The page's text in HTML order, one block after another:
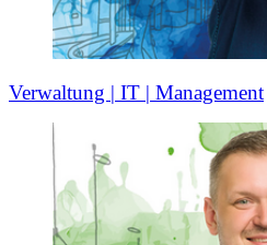
Verwaltung | IT | Management